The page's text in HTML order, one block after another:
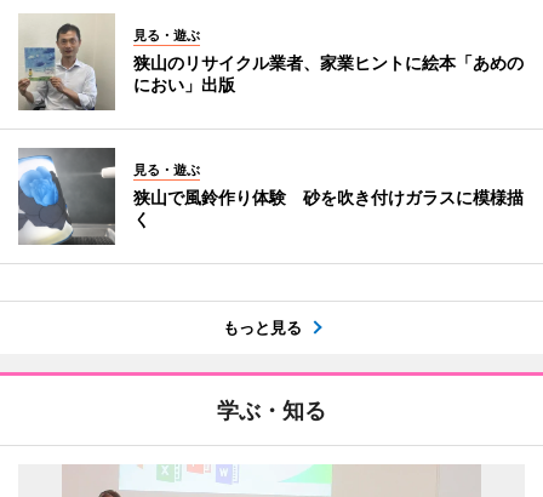
見る・遊ぶ
狭山のリサイクル業者、家業ヒントに絵本「あめの
におい」出版
見る・遊ぶ
狭山で風鈴作り体験 砂を吹き付けガラスに模様描
く
もっと見る
学ぶ・知る